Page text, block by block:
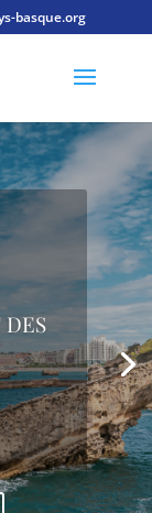
basque.org
700
4